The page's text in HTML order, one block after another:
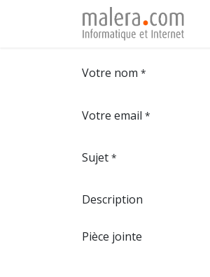
Votre nom *
Votre email *
Sujet *
Description
Pièce jointe